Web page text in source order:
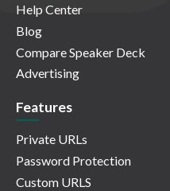
Help Center
Blog
Compare Speaker Deck
Advertising
Features
Private URLs
Password Protection
Custom URLS